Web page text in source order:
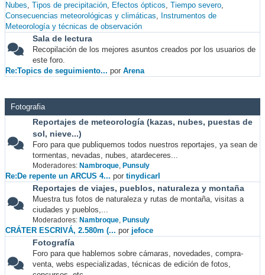
Nubes Tipos de precipitación Efectos ópticos Tiempo severo
Consecuencias meteorológicas y climáticas
Instrumentos de
Meteorología y técnicas de observación
Sala de lectura
Recopilación de los mejores asuntos creados por los usuarios de
este foro.
Re:Topics de seguimiento... por Arena
Fotografia
Reportajes de meteorología (kazas, nubes, puestas de
sol, nieve...)
Foro para que publiquemos todos nuestros reportajes, ya sean de
tormentas, nevadas, nubes, atardeceres...
Moderadores: Nambroque, Punsuly
Re:De repente un ARCUS 4... por tinydicarl
Reportajes de viajes, pueblos, naturaleza y montaña
Muestra tus fotos de naturaleza y rutas de montaña, visitas a
ciudades y pueblos,...
Moderadores: Nambroque, Punsuly
CRÁTER ESCRIVÁ, 2.580m (... por jefoce
Fotografía
Foro para que hablemos sobre cámaras, novedades, compra-
venta, webs especializadas, técnicas de edición de fotos,